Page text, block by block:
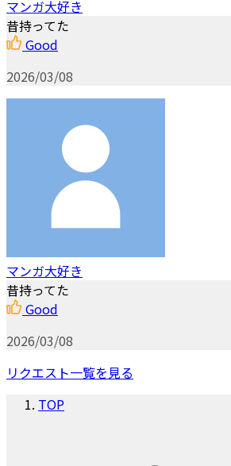
マンガ大好き
昔持ってた
Good
2026/03/08
マンガ大好き
昔持ってた
Good
2026/03/08
リクエスト一覧を見る
TOP